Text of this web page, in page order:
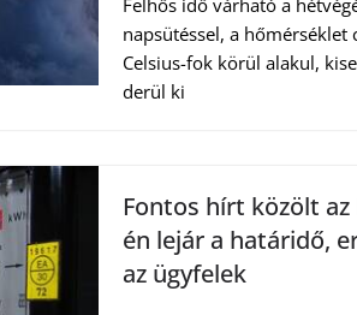
Felhős idő várható a
napsütéssel, a hőmérséklet
Celsius-fok körül alakul,
derül ki
Fontos hírt közölt az
én lejár a határidő,
az ügyfelek